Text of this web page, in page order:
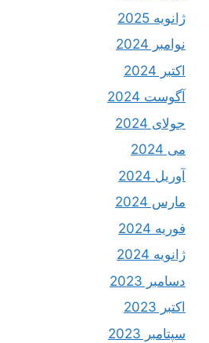
ژانویه 2025
نوامبر 2024
اکتبر 2024
آگوست 2024
جولای 2024
می 2024
آوریل 2024
مارس 2024
فوریه 2024
ژانویه 2024
دسامبر 2023
اکتبر 2023
سپتامبر 2023